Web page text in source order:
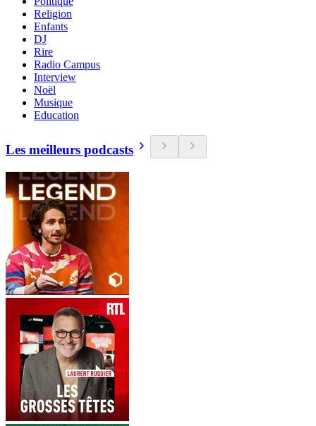
Religion
Enfants
DJ
Rire
Radio Campus
Interview
Noël
Musique
Education
Les meilleurs podcasts